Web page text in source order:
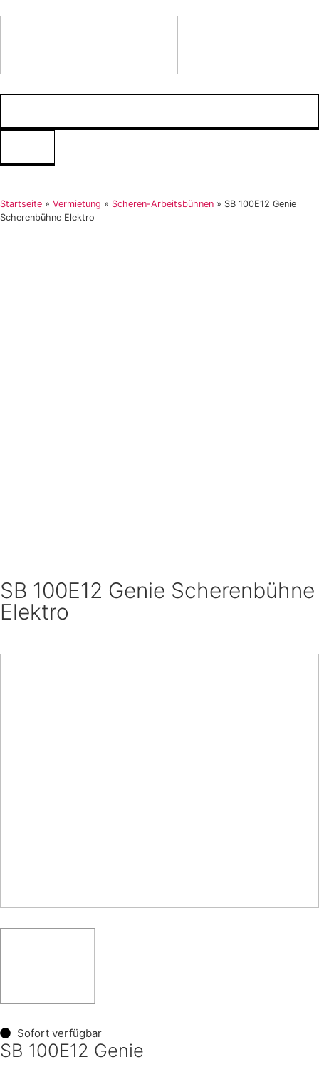
Startseite » Vermietung » Scheren-Arbeitsbühnen » SB 100E12 Genie
Scherenbühne Elektro
SB 100E12 Genie Scherenbühne
Elektro
Sofort verfügbar
SB 100E12 Genie